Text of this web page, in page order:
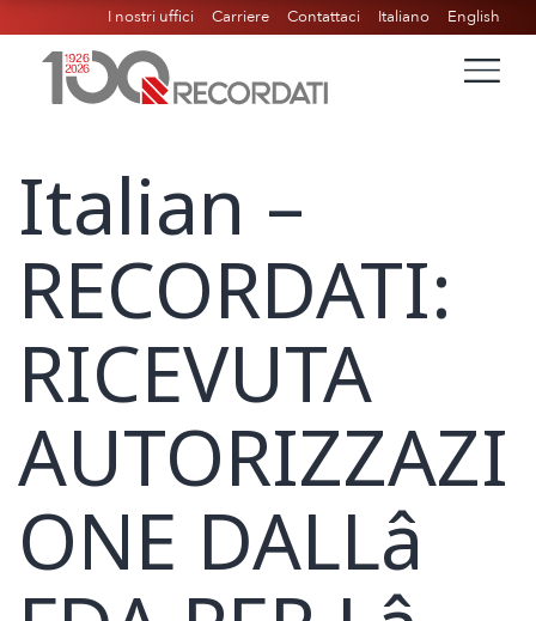
I nostri uffici Carriere Contattaci Italiano English
Italian –
RECORDATI:
RICEVUTA
AUTORIZZAZI
ONE DALLâ